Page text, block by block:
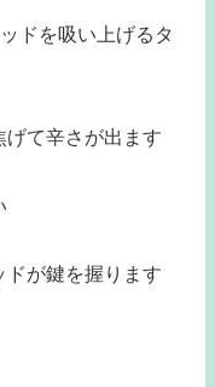
ドを吸い上げるタ
げて辛さが出ます
が鍵を握ります